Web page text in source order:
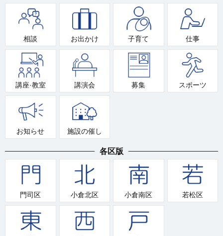
相談 お出かけ 子育て 仕事
講座·教室 講演会 募集 スポーツ
お知らせ 施設の催し
各区版
門司区 小倉北区 小倉南区 若松区